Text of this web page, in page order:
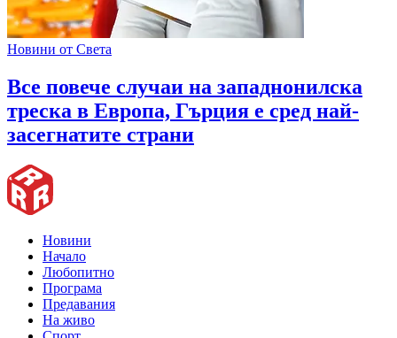
Новини от Света
Все повече случаи на западнонилска
треска в Европа, Гърция е сред най-
засегнатите страни
Новини
Начало
Любопитно
Програма
Предавания
На живо